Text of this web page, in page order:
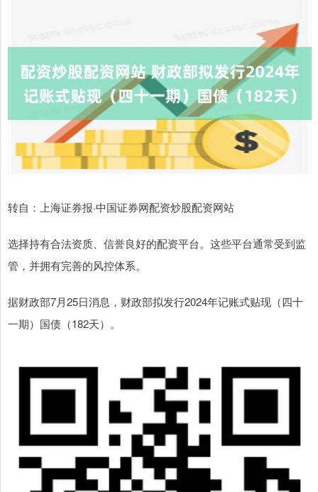
转自：上海证券报·中国证券网配资炒股配资网站
选择持有合法资质、信誉良好的配资平台。这些平台通常受到监
管，并拥有完善的风控体系。
据财政部7月25日消息，财政部拟发行2024年记账式贴现（四十
一期）国债（182天）。